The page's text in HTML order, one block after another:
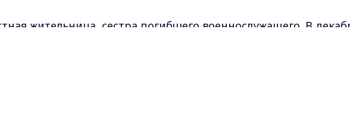
жительница, сестра погибшего военнослужащего. В